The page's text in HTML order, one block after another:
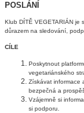
POSLÁNÍ
Klub DÍTĚ VEGETARIÁN je
důrazem na sledování,
CÍLE
Poskytnout
vegetariánského
Získávat informace
bezpečná a
Vzájemně si
si podporu.